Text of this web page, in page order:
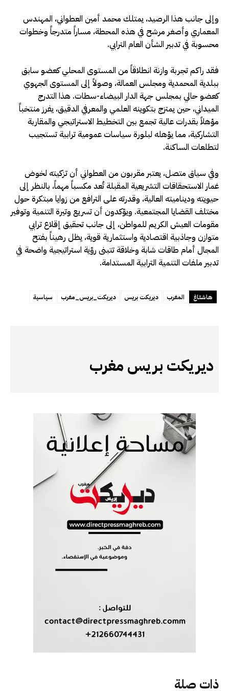
ذات صلة
​وإلى جانب هذا الرصيد، يمتلك محمد أمين العطواني، المهندس
المعماري وأصغر مرشح في هذه المحطة، مساراً متدرجاً وخطوات
محسوبة في تدبير الشأن العام الترابي.
فقد راكم تجربة وازنة انطلاقاً من المستوى المحلي كعضو سابق
ببلدية المحمدية ومجلس العمالة، وصولاً إلى المستوى الجهوي
كعضو حالي بمجلس جهة الدار البيضاء-سطات. هذا التدرج
الميداني، حين يمتزج بتكوينه العلمي والمعرفي الدقيق، يفرز منتخباً
مؤهلاً بقدرات عالية تجمع بين التخطيط الاستراتيجي والمقاربة
التشاركية، مما يؤهله لبلورة سياسات عمومية ترابية تستجيب
لتطلعات الساكنة.​
وفي سياق متصل، يعتبر مقربون من العطواني أن تزكيته لخوض
غمار الاستحقاقات التشريعية المقبلة تُعد مكسباً مهماً، بالنظر إلى
حيويته وديناميته العالية، وقدرته على الترافع من زوايا مبتكرة حول
مختلف القضايا المجتمعية. ويؤكدون أن تسريع وتيرة التنمية وتوفير
مقومات العيش الكريم للمواطن، إلى جانب تحقيق إقلاع ترابي
متوازن وجاذبية اقتصادية واستثمارية قوية، يظل رهيناً بفتح
المجال أمام طاقات شابة وخلاقة تتبنى رؤية استراتيجية واضحة في
تدبير ملفات التنمية الترابية المستدامة.
هاشتاغ المغرب ديريكت بريس ديريكت_بريس_مغرب سياسية
ديريكت بريس مغرب